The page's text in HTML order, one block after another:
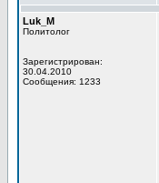
Luk_M
Политолог
Зарегистрирован:
30.04.2010
Сообщения: 1233